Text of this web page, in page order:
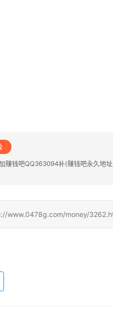
赚钱吧QQ363094补(赚钱吧永久地
www.0478g.com/money/